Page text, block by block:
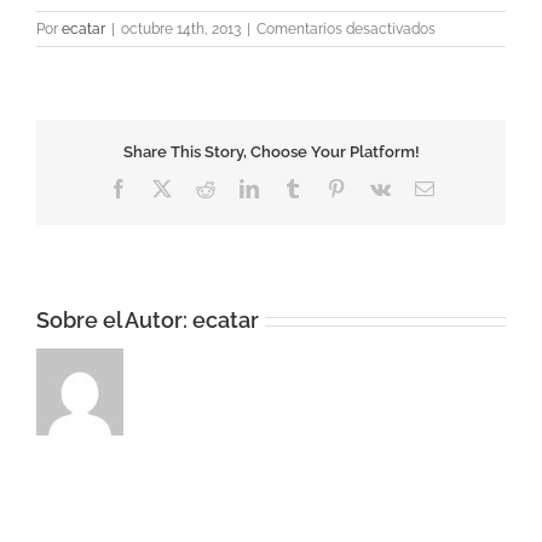
Por ecatar octubre 14th, 2013 Comentarios desactivadosen
elastic1
Share This Story, Choose Your Platform!
Facebook RedditLinkedInTumblr Pinterest
Vk
Correo
Sobre el Autor: ecatar